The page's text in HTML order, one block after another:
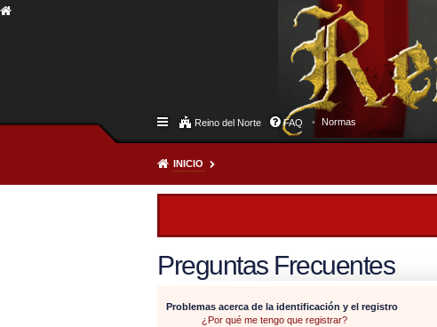
Reino del Norte FAQ Normas
INICIO
Preguntas Frecuentes
Problemas acerca de la identificación y el registro
¿Por qué me tengo que registrar?